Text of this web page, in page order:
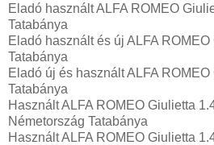
Eladó használt ALFA ROMEO
Tatabánya
Eladó használt és új ALFA
Tatabánya
Eladó új és használt ALFA
Tatabánya
Használt ALFA ROMEO Giulietta
Németország Tatabánya
Használt ALFA ROMEO Giulietta